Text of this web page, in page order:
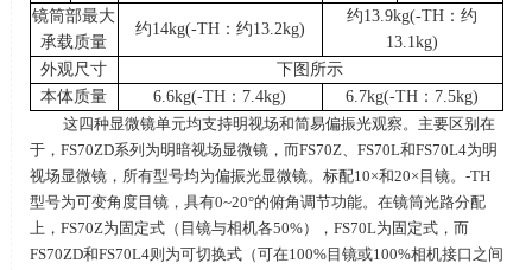
镜筒部最大
承载质量
约14kg(-TH：约13.2kg)
约13.9kg(-TH：约
13.1kg)
外观尺寸
下图所示
本体质量
6.6kg(-TH：7.4kg)
6.7kg(-TH：7.5kg)
这四种显微镜单元均支持明视场和简易偏振光观察。主要区别在
于，FS70ZD系列为明暗视场显微镜，而FS70Z、 FS70L和FS70L4为明
视场显微镜，所有型号均为偏振光显微镜。标配10×和20× 目镜。 -TH
型号为可变角度目镜，具有0~20°的俯角调节功能。在镜筒光路分配
上， FS70Z为固定式（目镜与相机各50%）， FS70L为固定式，而
FS70ZD和FS70L4则为可切换式（可在100%目镜或100%相机接口之间